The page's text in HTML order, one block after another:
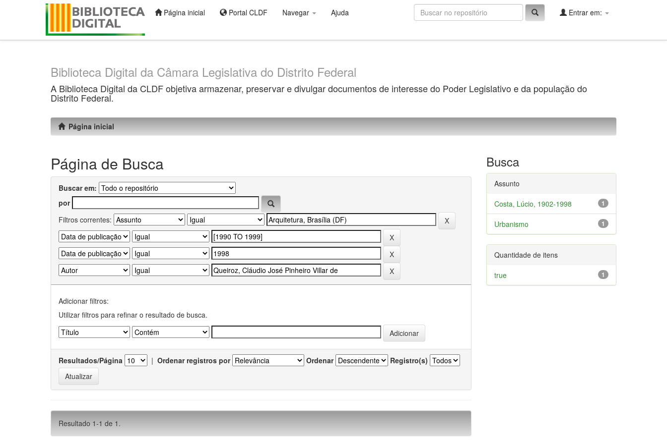
Página inicial Portal CLDF Navegar Ajuda Entrar em:
Biblioteca Digital da Câmara Legislativa do Distrito Federal
A Biblioteca Digital da CLDF objetiva armazenar, preservar e divulgar documentos de interesse do Poder Legislativo e da população do
Distrito Federal.
Página inicial
Página de Busca
Buscar em:
por
Filtros correntes:
Adicionar filtros:
Utilizar filtros para refinar o resultado de busca.
Resultados/Página | Ordenar registros por Ordenar Registro(s)
Resultado 1-1 de 1.
Busca
Assunto
1
Costa, Lúcio, 1902-1998
1
Urbanismo
Quantidade de itens
1
true